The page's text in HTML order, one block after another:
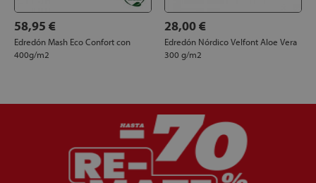
58,95 €
Edredón Mash Eco Confort con
400g/m2
28,00 €
Edredón Nórdico Velfont Aloe Vera
300 g/m2